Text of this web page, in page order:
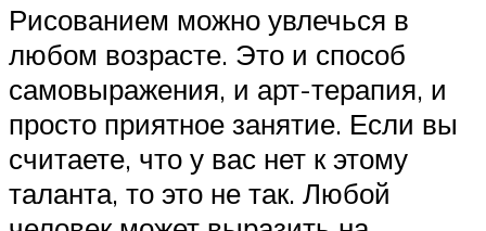
Рисованием можно увлечься в
любом возрасте. Это и способ
самовыражения, и арт-терапия, и
просто приятное занятие. Если вы
считаете, что у вас нет к этому
таланта, то это не так. Любой